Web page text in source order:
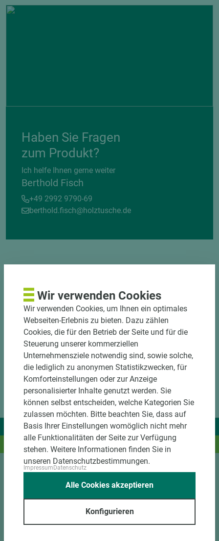
Haben Sie Fragen
zum Produkt?
Ich helfe Ihnen gerne weiter
Berthold Fisch
+49 2992 9790-69
berthold.fisch@holztusche.de
DOWNLOADS
Wir liefern Ideen.
Und das passende Holz dazu.
Kundenservice
Unternehmen
Wir verwenden Cookies
Wir verwenden Cookies, um Ihnen ein optimales
Webseiten-Erlebnis zu bieten. Dazu zählen
Cookies, die für den Betrieb der Seite und für die
Steuerung unserer kommerziellen
Unternehmensziele notwendig sind, sowie solche,
die lediglich zu anonymen Statistikzwecken, für
Komforteinstellungen oder zur Anzeige
personalisierter Inhalte genutzt werden. Sie
können selbst entscheiden, welche Kategorien Sie
zulassen möchten. Bitte beachten Sie, dass auf
Basis Ihrer Einstellungen womöglich nicht mehr
alle Funktionalitäten der Seite zur Verfügung
stehen. Weitere Informationen finden Sie in
unseren Datenschutzbestimmungen.
ImpressumDatenschutz
Konfigurieren
Alle Cookies akzeptieren